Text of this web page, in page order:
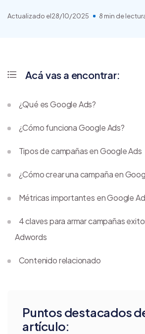
Actualizado el28/10/2025 8 min de
Puntos destacados
artículo:
Acá vas a encontrar:
¿Qué es Google Ads?
¿Cómo funciona Google Ads?
Tipos de campañas en Google Ads
¿Cómo crear una campaña en
Métricas importantes en Google
4 claves para armar campañas
Adwords
Contenido relacionado